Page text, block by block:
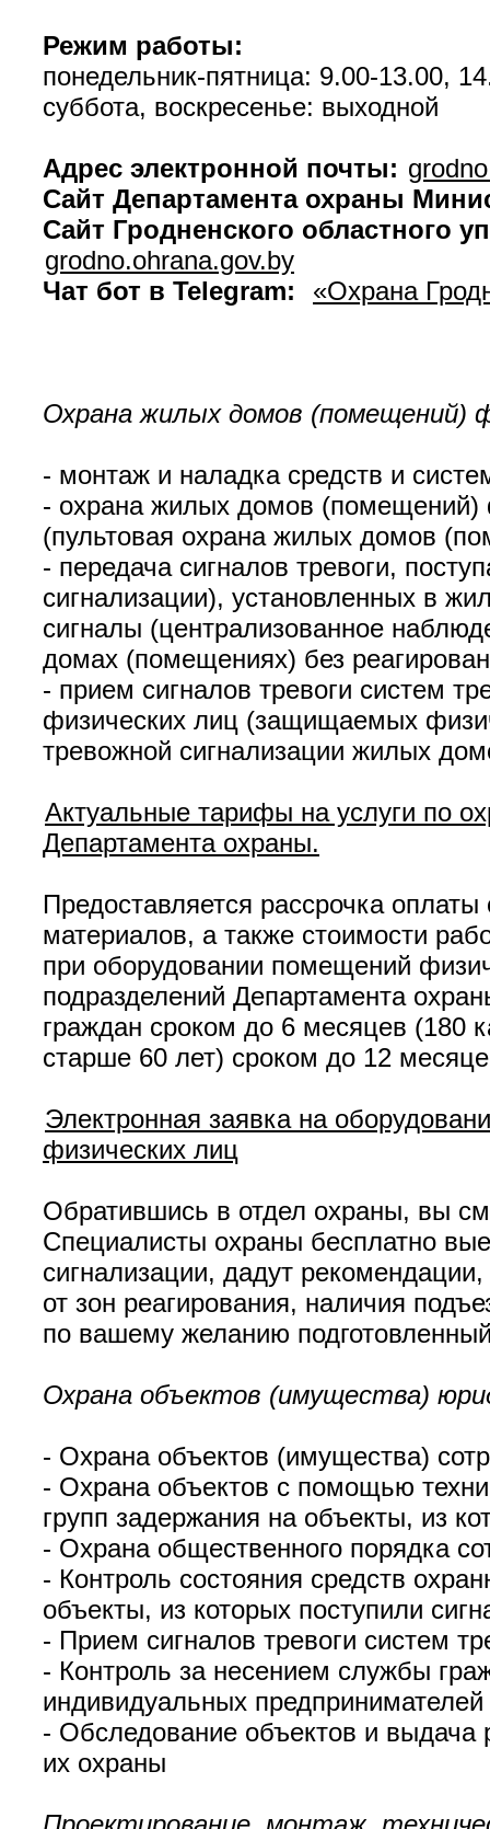
Режим работы:
понедельник-пятница: 9.00-13.00,
суббота, воскресенье: выходной
Адрес электронной почты:
Сайт Департамента охраны
Сайт Гродненского областного
grodno.ohrana.gov.by
Чат бот в Telegram:
«Охрана
Охрана жилых домов (помещений)
- монтаж и наладка средств и
- охрана жилых домов (помещений)
(пультовая охрана жилых домов
- передача сигналов тревоги,
сигнализации), установленных в
сигналы (централизованное
домах (помещениях) без
- прием сигналов тревоги систем
физических лиц (защищаемых
тревожной сигнализации жилых
Актуальные тарифы на услуги по
Департамента охраны.
Предоставляется рассрочка
материалов, а также стоимости
при оборудовании помещений
подразделений Департамента
граждан сроком до 6 месяцев
старше 60 лет) сроком до 12
Электронная заявка на
физических лиц
Обратившись в отдел охраны, вы
Специалисты охраны бесплатно
сигнализации, дадут
от зон реагирования, наличия
по вашему желанию
Охрана объектов (имущества)
- Охрана объектов (имущества)
- Охрана объектов с помощью
групп задержания на объекты, из
- Охрана общественного порядка
- Контроль состояния средств
объекты, из которых поступили
- Прием сигналов тревоги систем
- Контроль за несением службы
индивидуальных предпринимателей
- Обследование объектов и выдача
их охраны